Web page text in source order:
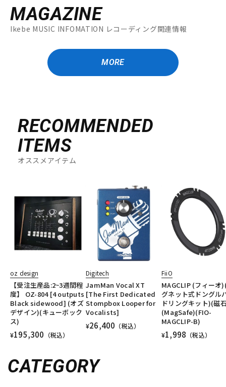
MAGAZINE
Ikebe MUSIC INFOMATION レコーディング関連情報
MORE
RECOMMENDED
ITEMS
オススメアイテム
oz design
【受注生産品:2~3週間程
度】 OZ-804 [4 outputs
Black sidewood] (オズ
デザイン)(キューボック
ス)
¥195,300 （税込）
Digitech
JamMan Vocal XT
[The First Dedicated
Stompbox Looper for
Vocalists]
¥26,400 （税込）
FiiO
MAGCLIP (フィーオ
グネット式ドングル
ドリングキット)(磁
(MagSafe)(FIO-
MAGCLIP-B)
¥1,998 （税込）
CATEGORY